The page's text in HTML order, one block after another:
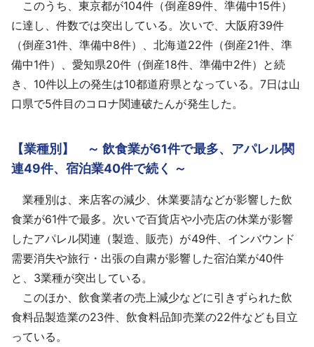
このうち、東京都が104件（倒産89件、準備中15件）
に達し、件数では突出している。次いで、大阪府39件
（倒産31件、準備中8件）、北海道22件（倒産21件、準
備中1件）、愛知県20件（倒産18件、準備中2件）と続
き、10件以上の発生は10都道府県となっている。7日は山
口県で5件目のコロナ関連破たんが発生した。
【業種別】 ～ 飲食業が61件で最多、アパレル関
連49件、宿泊業40件で続く ～
業種別は、来店客の減少、休業要請などが影響した飲
食業が61件で最多。次いで百貨店や小売店の休業が影響
したアパレル関連（製造、販売）が49件、インバウンド
需要消失や旅行・出張の自粛が影響した宿泊業が40件
と、3業種が突出している。
このほか、飲食業者の売上減少などに引きずられた飲
食料品製造業の23件、飲食料品卸売業の22件なども目立
っている。